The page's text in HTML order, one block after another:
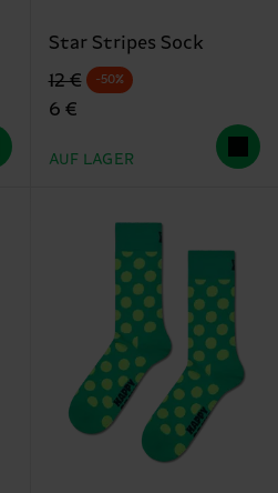
Star Stripes Sock
Originalpreis
12 €
Reduzierter Preis
6 €
-50%
AUF LAGER